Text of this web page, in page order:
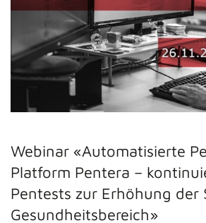
Webinar «Automatisierte
Platform Pentera –
Pentests zur Erhöhung der
Gesundheitsbereich»